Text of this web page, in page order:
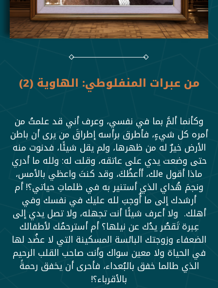
من عبرات المنفلوطي: الهاوية (2)
وكأنما ألمَّ بما في نفسي، وعرف أني قد علمتُ من
أمره كل شيءٍ، فأطرق برأسه إطراقَ من يرى أن باطن
الأرض خيرٌ له من ظهرها، ولم يقل شيئًا، فدنوت منه
حتى وضعت يدي على عاتقه، وقلت له: ولله ما أدري
ماذا أقول eلك، أأعظُكَ، وقد كنتَ واعظي بالأمس،
ونجمَ هُداي الذي أستنير به في ظلماتِ حياتي؟! أم
أرشدك إلى ما أُوجبَ لله عليك في نفسك وفي
أهلك. ولا أعرف شيئًا أنت تجهله، ولا تصل يدي إلى
عِبرة تَقصُر يدُك عن نيلها؟ أم أسترحمُك لأطفالك
الضعفاء وزوجتك البائسة المسكينة التي لا عضُد لها
في الحياة ولا معين سواك وأنت صاحب القلب الرحيم
الذي طالما خفق بالبُعداء، فأحرى أن يخفق رحمةً
بالأقرباء؟!